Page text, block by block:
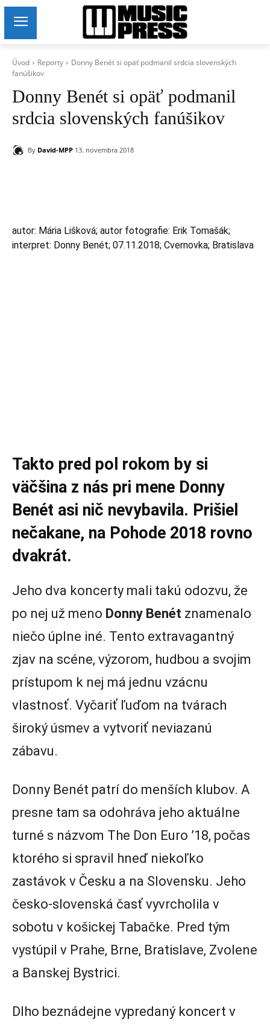
Úvod Reporty
Donny Benét si opäť podmanil srdcia slovenských
fanúšikov
Donny Benét si opäť podmanil
srdcia slovenských fanúšikov
By David-MPP 13. novembra 2018
autor: Mária Lišková; autor fotografie: Erik Tomašák;
interpret: Donny Benét; 07.11.2018; Cvernovka; Bratislava
Takto pred pol rokom by si
väčšina z nás pri mene Donny
Benét asi nič nevybavila. Prišiel
nečakane, na Pohode 2018 rovno
dvakrát.
Jeho dva koncerty mali takú odozvu, že
po nej už meno Donny Benét znamenalo
niečo úplne iné. Tento extravagantný
zjav na scéne, výzorom, hudbou a svojim
prístupom k nej má jednu vzácnu
vlastnosť. Vyčariť ľuďom na tvárach
široký úsmev a vytvoriť neviazanú
zábavu.
Donny Benét patrí do menších klubov. A
presne tam sa odohráva jeho aktuálne
turné s názvom The Don Euro ’18, počas
ktorého si spravil hneď niekoľko
zastávok v Česku a na Slovensku. Jeho
česko-slovenská časť vyvrcholila v
sobotu v košickej Tabačke. Pred tým
vystúpil v Prahe, Brne, Bratislave, Zvolene
a Banskej Bystrici.
Dlho beznádejne vypredaný koncert v